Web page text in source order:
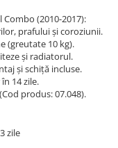
(2010-2017):
prafului și coroziunii.
(greutate 10 kg).
și radiatorul.
și schiță incluse.
14 zile.
produs: 07.048).
zile